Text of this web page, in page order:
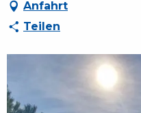
Anfahrt
Teilen